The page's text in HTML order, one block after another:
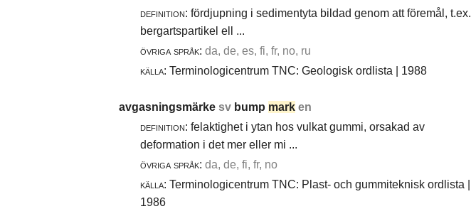
definition: fördjupning i sedimentyta bildad genom att föremål, t.ex.
bergartspartikel ell ...
övriga språk: da, de, es, fi, fr, no, ru
källa: Terminologicentrum TNC: Geologisk ordlista | 1988
avgasningsmärke sv bump mark en
definition: felaktighet i ytan hos vulkat gummi, orsakad av
deformation i det mer eller mi ...
övriga språk: da, de, fi, fr, no
källa: Terminologicentrum TNC: Plast- och gummiteknisk ordlista |
1986